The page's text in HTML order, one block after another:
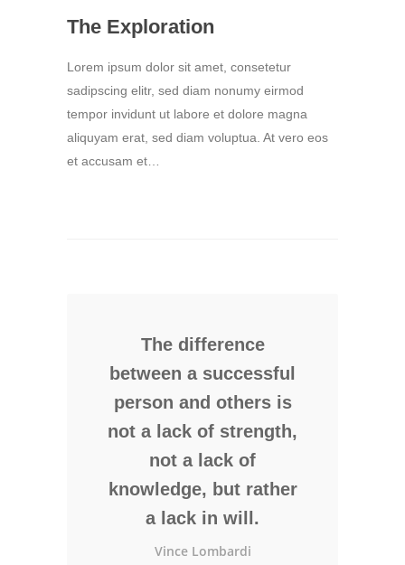
The Exploration
Lorem ipsum dolor sit amet, consetetur
sadipscing elitr, sed diam nonumy eirmod
tempor invidunt ut labore et dolore magna
aliquyam erat, sed diam voluptua. At vero eos
et accusam et…
The difference
between a successful
person and others is
not a lack of strength,
not a lack of
knowledge, but rather
a lack in will.
Vince Lombardi